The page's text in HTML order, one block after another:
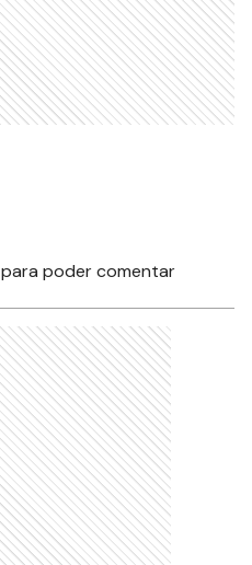
para poder comentar